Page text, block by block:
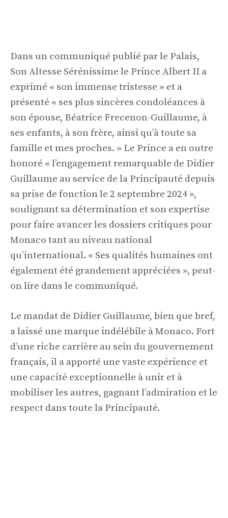
Dans un communiqué publié par le Palais,
Son Altesse Sérénissime le Prince Albert II a
exprimé « son immense tristesse » et a
présenté « ses plus sincères condoléances à
son épouse, Béatrice Frecenon-Guillaume, à
ses enfants, à son frère, ainsi qu’à toute sa
famille et mes proches. » Le Prince a en outre
honoré « l’engagement remarquable de Didier
Guillaume au service de la Principauté depuis
sa prise de fonction le 2 septembre 2024 »,
soulignant sa détermination et son expertise
pour faire avancer les dossiers critiques pour
Monaco tant au niveau national
qu’international. « Ses qualités humaines ont
également été grandement appréciées », peut-
on lire dans le communiqué.
Le mandat de Didier Guillaume, bien que bref,
a laissé une marque indélébile à Monaco. Fort
d’une riche carrière au sein du gouvernement
français, il a apporté une vaste expérience et
une capacité exceptionnelle à unir et à
mobiliser les autres, gagnant l’admiration et le
respect dans toute la Principauté.